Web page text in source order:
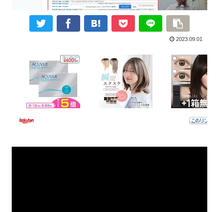
2023.09.01